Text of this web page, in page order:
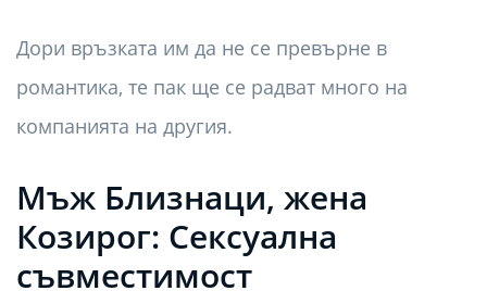
Дори връзката им да не се превърне в
романтика, те пак ще се радват много на
компанията на другия.
Мъж Близнаци, жена
Козирог: Сексуална
съвместимост